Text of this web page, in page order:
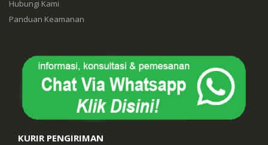
Hubungi Kami
Panduan Keamanan
KURIR PENGIRIMAN